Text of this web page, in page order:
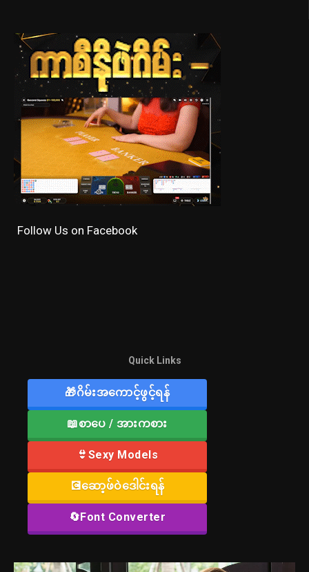
Follow Us on Facebook
Quick Links
🎁ဂိမ်းအကောင့်ဖွင့်ရန်
📖စာပေ / အားကစား
👙Sexy Models
💽ဆော့ဖ်ဝဲဒေါင်းရန်
🔄Font Converter